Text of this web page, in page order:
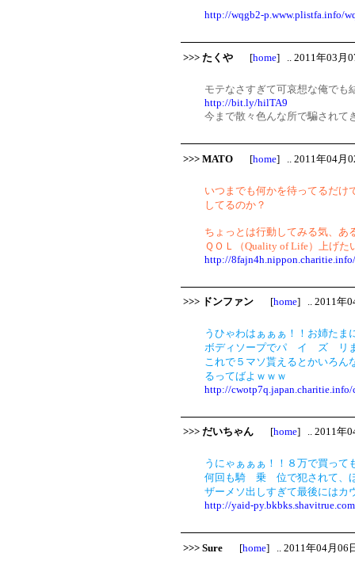
http://wqgb2-p.www.plistfa.info/
>>> たくや [home] .. 2011年03月
モテなさすぎて可哀想な俺でも
http://bit.ly/hilTA9
今まで散々色んな所で騙されて
>>> MATO [home] .. 2011年04月
いつまでも何かを待ってるだけ
してるのか？
ちょっとは行動してみる気、あ
ＱＯＬ（Quality of Life）上げた
http://
>>> ドンファン [home] .. 2011年
うひゃわはぁぁぁ！！お姉たま
ボディソープでパ イ ズ リま
これで５マソ貰えるとかいろん
るってばよｗｗｗ
http://
>>> だいちゃん [home] .. 2011年
うにゃぁぁぁ！！８万で買って
何回も騎 乗 位で犯されて、
ザーメソ出しすぎて最後にはカ
http://yaid-
>>> Sure [home] .. 2011年04月06